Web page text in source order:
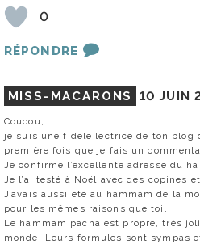
0
RÉPONDRE
MISS-MACARONS 10 JUIN
Coucou,
je suis une fidèle lectrice de ton blog
première fois que je fais un
Je confirme l’excellente adresse du
Je l’ai testé à Noël avec des copines
J’avais aussi été au hammam de la
pour les mêmes raisons que toi.
Le hammam pacha est propre, très
monde. Leurs formules sont sympas